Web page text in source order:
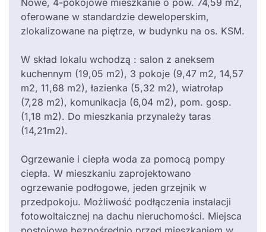
Nowe, 4-pokojowe mieszkanie o pow. 74,59 m2,
oferowane w standardzie deweloperskim,
zlokalizowane na piętrze, w budynku na os. KSM.
W skład lokalu wchodzą : salon z aneksem
kuchennym (19,05 m2), 3 pokoje (9,47 m2, 14,57
m2, 11,68 m2), łazienka (5,32 m2), wiatrołap
(7,28 m2), komunikacja (6,04 m2), pom. gosp.
(1,18 m2). Do mieszkania przynależy taras
(14,21m2).
Ogrzewanie i ciepła woda za pomocą pompy
ciepła. W mieszkaniu zaprojektowano
ogrzewanie podłogowe, jeden grzejnik w
przedpokoju. Możliwość podłączenia instalacji
fotowoltaicznej na dachu nieruchomości. Miejsca